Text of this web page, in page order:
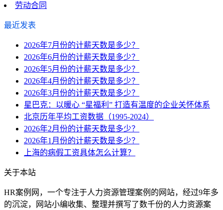
劳动合同
最近发表
2026年7月份的计薪天数是多少？
2026年6月份的计薪天数是多少？
2026年5月份的计薪天数是多少？
2026年4月份的计薪天数是多少？
2026年3月份的计薪天数是多少？
星巴克：以暖心 “星福利” 打造有温度的企业关怀体系
北京历年平均工资数据（1995-2024）
2026年2月份的计薪天数是多少？
2026年1月份的计薪天数是多少？
上海的病假工资具体怎么计算？
关于本站
HR案例网，一个专注于人力资源管理案例的网站，经过9年多
的沉淀，网站小编收集、整理并撰写了数千份的人力资源案